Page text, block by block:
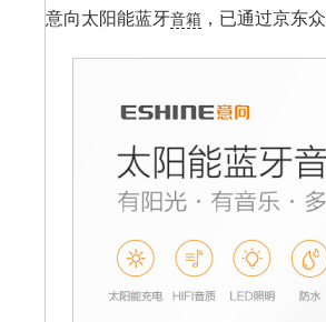
意向太阳能蓝牙音箱 ，已通过京东